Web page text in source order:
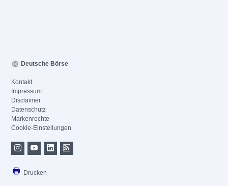
Deutsche Börse
Kontakt
Impressum
Disclaimer
Datenschutz
Markenrechte
Cookie-Einstellungen
Drucken